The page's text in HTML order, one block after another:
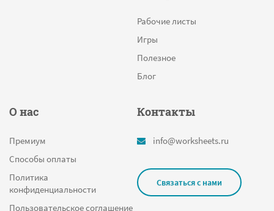
Рабочие листы
Игры
Полезное
Блог
О нас
Премиум
Способы оплаты
Политика
конфиденциальности
Пользовательское соглашение
Контакты
info@worksheets.ru
Связаться с нами